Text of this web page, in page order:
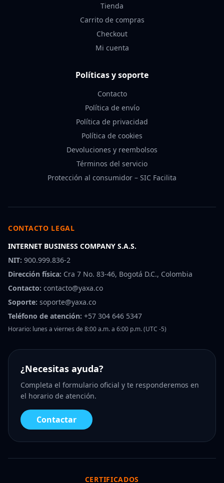
Tienda
Carrito de compras
Checkout
Mi cuenta
Políticas y soporte
Contacto
Política de envío
Política de privacidad
Política de cookies
Devoluciones y reembolsos
Términos del servicio
Protección al consumidor – SIC Facilita
CONTACTO LEGAL
INTERNET BUSINESS COMPANY S.A.S.
NIT: 900.999.836-2
Dirección física: Cra 7 No. 83-46, Bogotá D.C., Colombia
Contacto: contacto@yaxa.co
Soporte: soporte@yaxa.co
Teléfono de atención: +57 304 646 5347
Horario: lunes a viernes de 8:00 a.m. a 6:00 p.m. (UTC -5)
¿Necesitas ayuda?
Completa el formulario oficial y te responderemos en
el horario de atención.
Contactar
CERTIFICADOS